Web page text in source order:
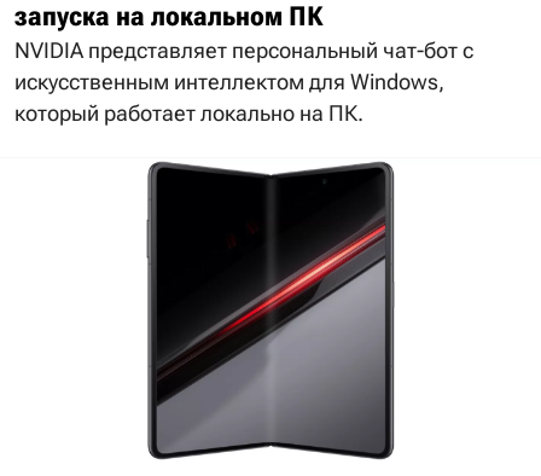
запуска на локальном ПК
NVIDIA представляет персональный чат-бот с
искусственным интеллектом для Windows,
который работает локально на ПК.